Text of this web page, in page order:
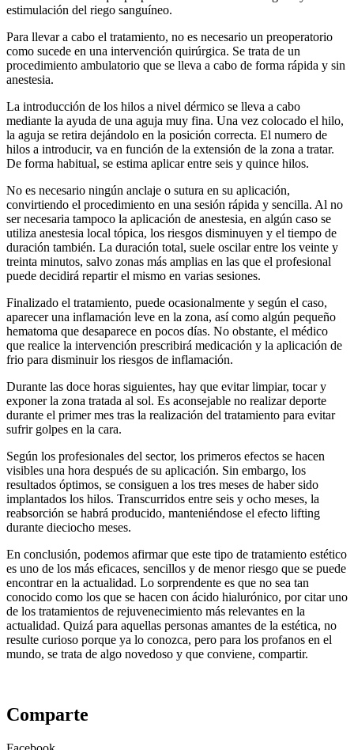
estimulación del riego sanguíneo.
Para llevar a cabo el tratamiento, no es necesario un preoperatorio
como sucede en una intervención quirúrgica. Se trata de un
procedimiento ambulatorio que se lleva a cabo de forma rápida y sin
anestesia.
La introducción de los hilos a nivel dérmico se lleva a cabo
mediante la ayuda de una aguja muy fina. Una vez colocado el hilo,
la aguja se retira dejándolo en la posición correcta. El numero de
hilos a introducir, va en función de la extensión de la zona a tratar.
De forma habitual, se estima aplicar entre seis y quince hilos.
No es necesario ningún anclaje o sutura en su aplicación,
convirtiendo el procedimiento en una sesión rápida y sencilla. Al no
ser necesaria tampoco la aplicación de anestesia, en algún caso se
utiliza anestesia local tópica, los riesgos disminuyen y el tiempo de
duración también. La duración total, suele oscilar entre los veinte y
treinta minutos, salvo zonas más amplias en las que el profesional
puede decidirá repartir el mismo en varias sesiones.
Finalizado el tratamiento, puede ocasionalmente y según el caso,
aparecer una inflamación leve en la zona, así como algún pequeño
hematoma que desaparece en pocos días. No obstante, el médico
que realice la intervención prescribirá medicación y la aplicación de
frio para disminuir los riesgos de inflamación.
Durante las doce horas siguientes, hay que evitar limpiar, tocar y
exponer la zona tratada al sol. Es aconsejable no realizar deporte
durante el primer mes tras la realización del tratamiento para evitar
sufrir golpes en la cara.
Según los profesionales del sector, los primeros efectos se hacen
visibles una hora después de su aplicación. Sin embargo, los
resultados óptimos, se consiguen a los tres meses de haber sido
implantados los hilos. Transcurridos entre seis y ocho meses, la
reabsorción se habrá producido, manteniéndose el efecto lifting
durante dieciocho meses.
En conclusión, podemos afirmar que este tipo de tratamiento estético
es uno de los más eficaces, sencillos y de menor riesgo que se puede
encontrar en la actualidad. Lo sorprendente es que no sea tan
conocido como los que se hacen con ácido hialurónico, por citar uno
de los tratamientos de rejuvenecimiento más relevantes en la
actualidad. Quizá para aquellas personas amantes de la estética, no
resulte curioso porque ya lo conozca, pero para los profanos en el
mundo, se trata de algo novedoso y que conviene, compartir.
Comparte